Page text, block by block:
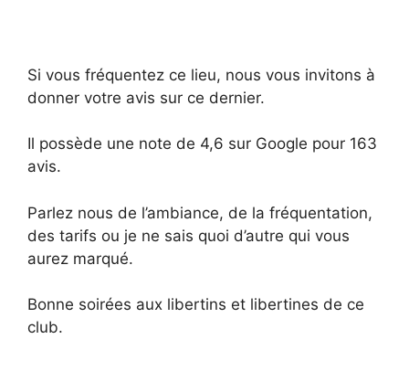
Si vous fréquentez ce lieu, nous vous invitons à
donner votre avis sur ce dernier.
Il possède une note de 4,6 sur Google pour 163
avis.
Parlez nous de l’ambiance, de la fréquentation,
des tarifs ou je ne sais quoi d’autre qui vous
aurez marqué.
Bonne soirées aux libertins et libertines de ce
club.